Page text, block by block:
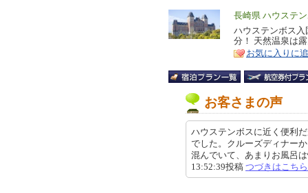
エ
リ
ア
長崎県 ハウステ
特
徴
ハウステンボス
分！ 天然温泉は
お気に入りに
お客さまの声
ハウステンボスに近く便利
でした。クルーズディナー
混んでいて、あまりお風呂
13:52:39投稿 つづきはこちら